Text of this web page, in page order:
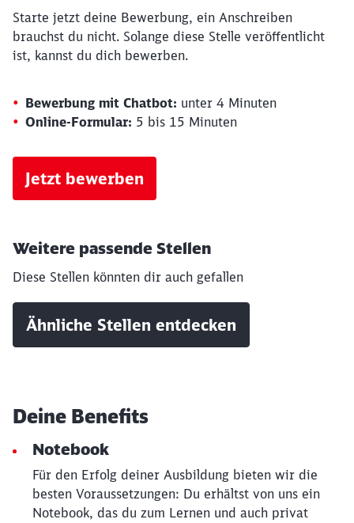
Starte jetzt deine Bewerbung, ein Anschreiben
brauchst du nicht. Solange diese Stelle veröffentlicht
ist, kannst du dich bewerben.
Bewerbung mit Chatbot: unter 4 Minuten
Online-Formular: 5 bis 15 Minuten
Jetzt bewerben
Weitere passende Stellen
Diese Stellen könnten dir auch gefallen
Ähnliche Stellen entdecken
Deine Benefits
Notebook
Für den Erfolg deiner Ausbildung bieten wir die
besten Voraussetzungen: Du erhältst von uns ein
Notebook, das du zum Lernen und auch privat
Schließen